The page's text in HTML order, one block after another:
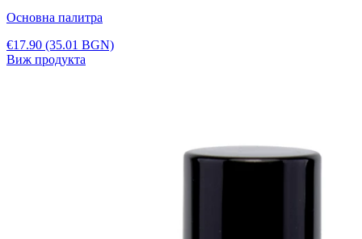
Основна палитра
€17.90 (35.01 BGN)
Виж продукта